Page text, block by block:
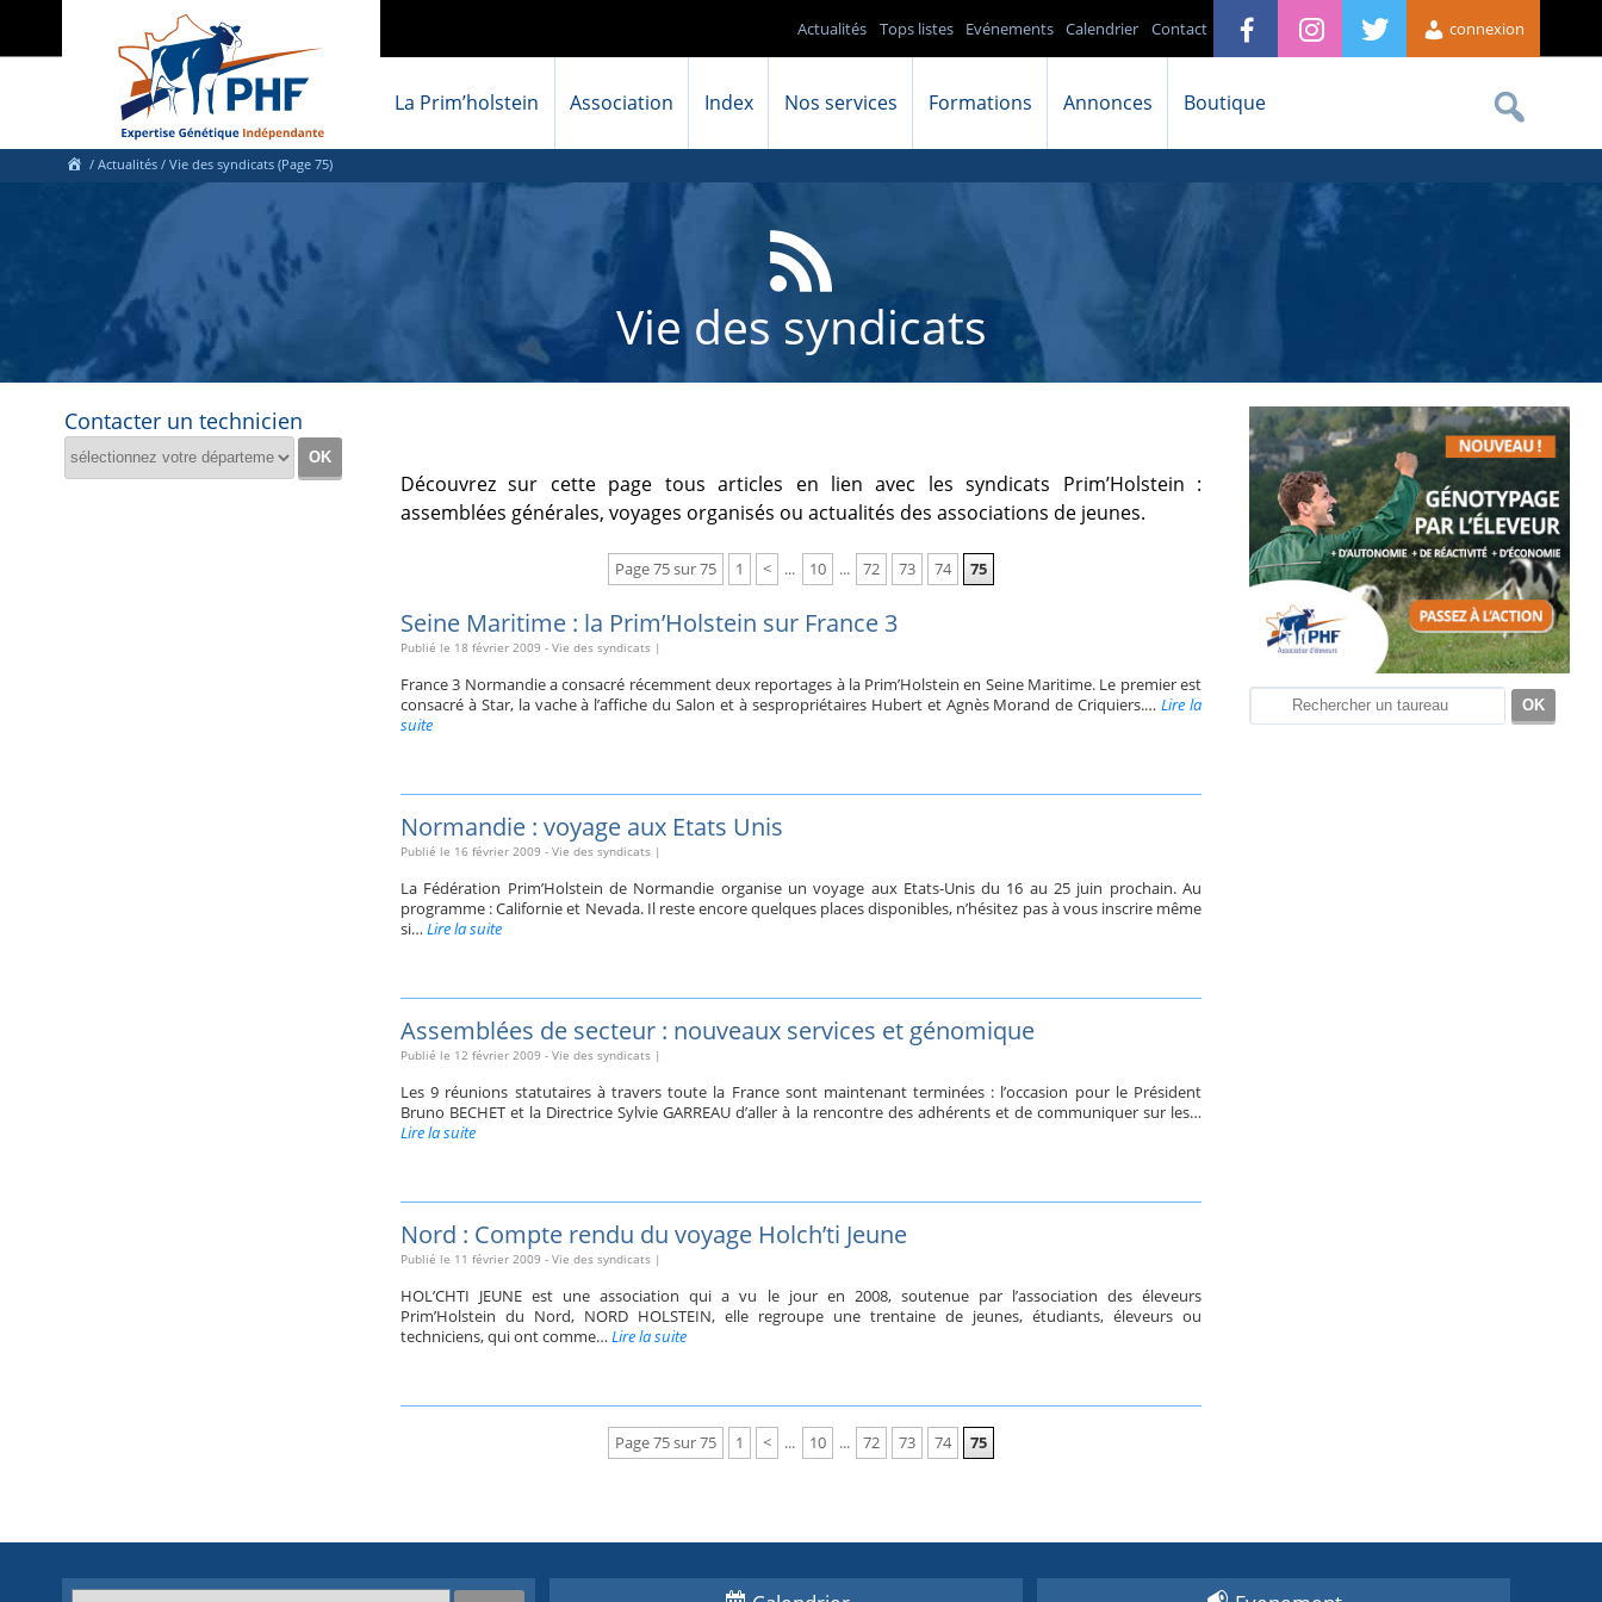
connexion
Contact
Calendrier
Evénements
Tops listes
Actualités
La Prim’holstein Association Index Nos services Formations Annonces Boutique
/ Actualités / Vie des syndicats (Page 75)
Vie des syndicats
Contacter un technicien
Découvrez sur cette page tous articles en lien avec les syndicats Prim’Holstein :
assemblées générales, voyages organisés ou actualités des associations de jeunes.
Page 75 sur 75 1 < ... 10 ... 72 73 74 75
Seine Maritime : la Prim’Holstein sur France 3
Publié le 18 février 2009 - Vie des syndicats |
France 3 Normandie a consacré récemment deux reportages à la Prim’Holstein en Seine Maritime. Le premier est
consacré à Star, la vache à l’affiche du Salon et à sespropriétaires Hubert et Agnès Morand de Criquiers.…Lire la
suite
Normandie : voyage aux Etats Unis
Publié le 16 février 2009 - Vie des syndicats |
La Fédération Prim’Holstein de Normandie organise un voyage aux Etats-Unis du 16 au 25 juin prochain. Au
programme : Californie et Nevada. Il reste encore quelques places disponibles, n’hésitez pas à vous inscrire même
si… Lire la suite
Assemblées de secteur : nouveaux services et génomique
Publié le 12 février 2009 - Vie des syndicats |
Les 9 réunions statutaires à travers toute la France sont maintenant terminées : l’occasion pour le Président
Bruno BECHET et la Directrice Sylvie GARREAU d’aller à la rencontre des adhérents et de communiquer sur les…
Lire la suite
Nord : Compte rendu du voyage Holch’ti Jeune
Publié le 11 février 2009 - Vie des syndicats |
HOL’CHTI JEUNE est une association qui a vu le jour en 2008, soutenue par l’association des éleveurs
Prim’Holstein du Nord, NORD HOLSTEIN, elle regroupe une trentaine de jeunes, étudiants, éleveurs ou
techniciens, qui ont comme… Lire la suite
Page 75 sur 75 1 < ... 10 ... 72 73 74 75